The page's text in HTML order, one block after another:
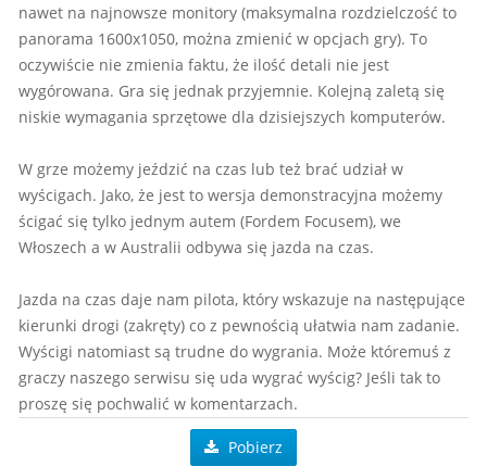
nawet na najnowsze monitory (maksymalna rozdzielczość to
panorama 1600x1050, można zmienić w opcjach gry). To
oczywiście nie zmienia faktu, że ilość detali nie jest
wygórowana. Gra się jednak przyjemnie. Kolejną zaletą się
niskie wymagania sprzętowe dla dzisiejszych komputerów.
W grze możemy jeździć na czas lub też brać udział w
wyścigach. Jako, że jest to wersja demonstracyjna możemy
ścigać się tylko jednym autem (Fordem Focusem), we
Włoszech a w Australii odbywa się jazda na czas.
Jazda na czas daje nam pilota, który wskazuje na następujące
kierunki drogi (zakręty) co z pewnością ułatwia nam zadanie.
Wyścigi natomiast są trudne do wygrania. Może któremuś z
graczy naszego serwisu się uda wygrać wyścig? Jeśli tak to
proszę się pochwalić w komentarzach.
Pobierz